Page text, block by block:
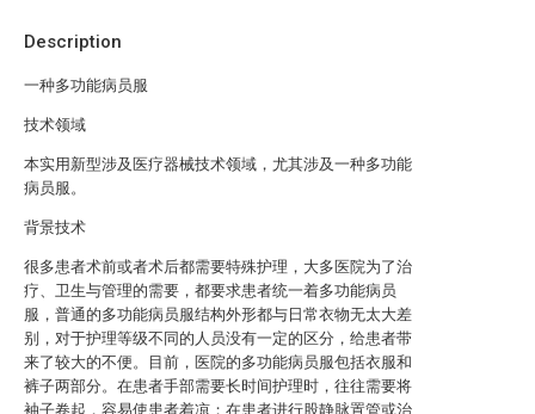
Description
一种多功能病员服
技术领域
本实用新型涉及医疗器械技术领域，尤其涉及一种多功能
病员服。
背景技术
很多患者术前或者术后都需要特殊护理，大多医院为了治
疗、卫生与管理的需要，都要求患者统一着多功能病员
服，普通的多功能病员服结构外形都与日常衣物无太大差
别，对于护理等级不同的人员没有一定的区分，给患者带
来了较大的不便。目前，医院的多功能病员服包括衣服和
裤子两部分。在患者手部需要长时间护理时，往往需要将
袖子卷起，容易使患者着凉；在患者进行股静脉置管或治